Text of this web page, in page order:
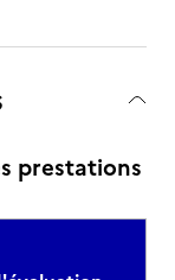
prestations